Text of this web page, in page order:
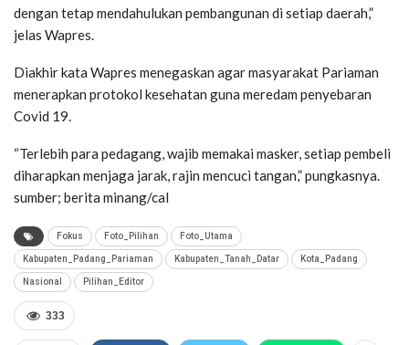
dengan tetap mendahulukan pembangunan di setiap daerah,”
jelas Wapres.
Diakhir kata Wapres menegaskan agar masyarakat Pariaman
menerapkan protokol kesehatan guna meredam penyebaran
Covid 19.
“Terlebih para pedagang, wajib memakai masker, setiap pembeli
diharapkan menjaga jarak, rajin mencuci tangan,” pungkasnya.
sumber; berita minang/cal
Fokus Foto_Pilihan Foto_Utama
Kabupaten_Padang_Pariaman Kabupaten_Tanah_Datar Kota_Padang
Nasional Pilihan_Editor
333